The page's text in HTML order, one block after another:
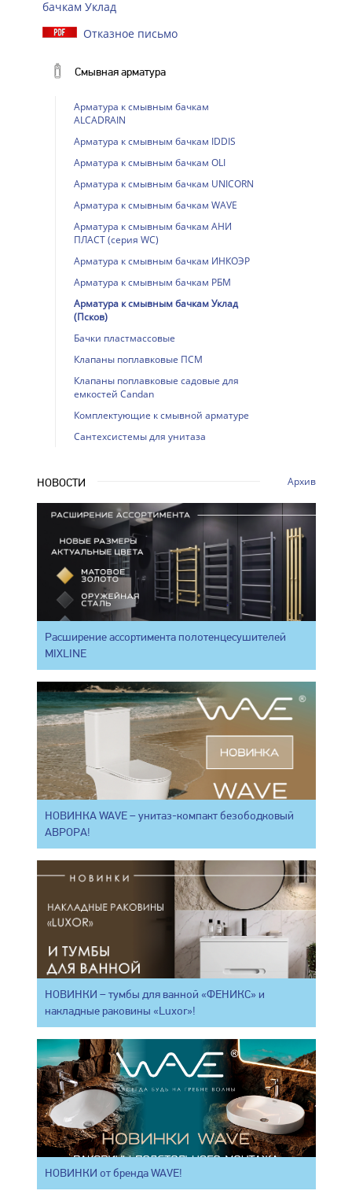
бачкам Уклад
Отказное письмо
Смывная арматура
Арматура к смывным бачкам
ALCADRAIN
Арматура к смывным бачкам IDDIS
Арматура к смывным бачкам OLI
Арматура к смывным бачкам UNICORN
Арматура к смывным бачкам WAVE
Арматура к смывным бачкам АНИ
ПЛАСТ (серия WC)
Арматура к смывным бачкам ИНКОЭР
Арматура к смывным бачкам РБМ
Арматура к смывным бачкам Уклад
(Псков)
Бачки пластмассовые
Клапаны поплавковые ПСМ
Клапаны поплавковые садовые для
емкостей Candan
Комплектующие к смывной арматуре
Сантехсистемы для унитаза
НОВОСТИ Архив
Расширение ассортимента полотенцесушителей
MIXLINE
НОВИНКА WAVE – унитаз-компакт безободковый
АВРОРА!
НОВИНКИ – тумбы для ванной «ФЕНИКС» и
накладные раковины «Luxor»!
НОВИНКИ от бренда WAVE!